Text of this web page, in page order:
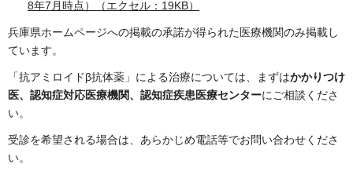
8年7月時点）（エクセル：19KB）
兵庫県ホームページへの掲載の承諾が得られた医療機関のみ掲載し
ています。
「抗アミロイドβ抗体薬」による治療については、まずはかかりつけ
医、認知症対応医療機関、認知症疾患医療センターにご相談くださ
い。
受診を希望される場合は、あらかじめ電話等でお問い合わせくださ
い。